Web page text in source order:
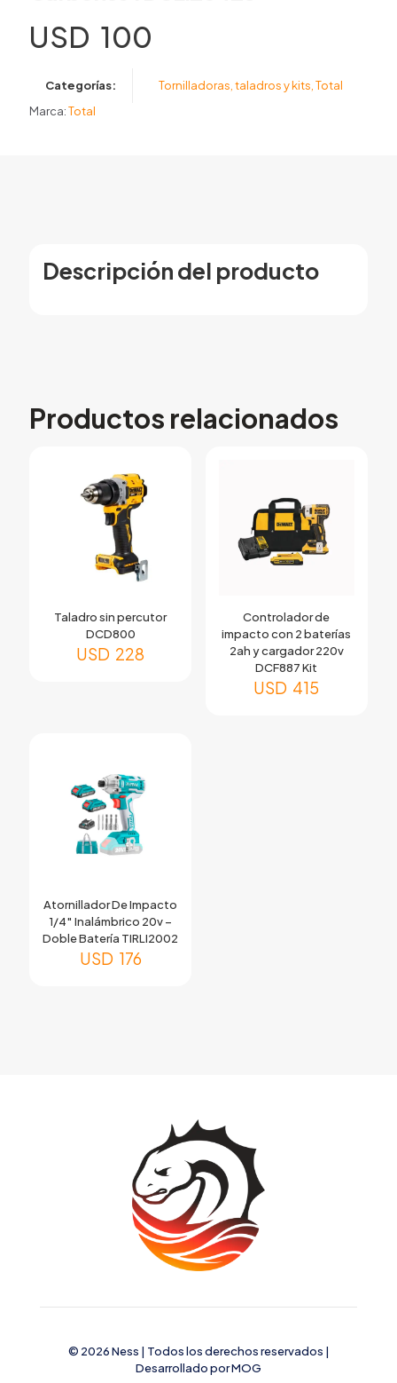
USD 100
Categorías: Tornilladoras, taladros y kits Total
Marca:Total
Descripción del producto
Productos relacionados
Taladro sin percutor
DCD800
USD 228
Controlador de
impacto con 2 baterías
2ah y cargador 220v
DCF887 Kit
USD 415
Atornillador De Impacto
1/4″ Inalámbrico 20v –
Doble Batería TIRLI2002
USD 176
© 2026 Ness | Todos los derechos reservados |
Desarrollado porMOG